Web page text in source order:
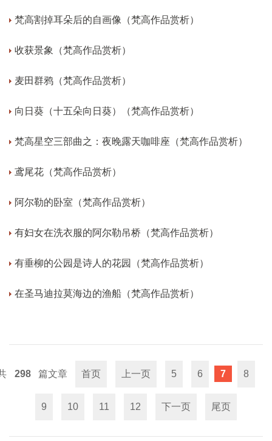
梵高割掉耳朵后的自画像（梵高作品赏析）
收获景象（梵高作品赏析）
麦田群鸦（梵高作品赏析）
向日葵（十五朵向日葵）（梵高作品赏析）
梵高星空三部曲之：夜晚露天咖啡座（梵高作品赏析）
鸢尾花（梵高作品赏析）
阿尔勒的卧室（梵高作品赏析）
有妇女在洗衣服的阿尔勒吊桥（梵高作品赏析）
有垂柳的公园是诗人的花园（梵高作品赏析）
在圣马迪拉莫海边的渔船（梵高作品赏析）
298 首页 上一页 5 6 7 8
9 10 11 12 下一页 尾页